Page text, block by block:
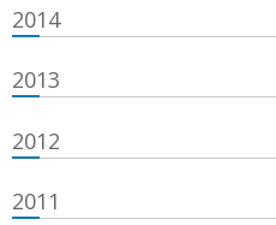
2014
2013
2012
2011